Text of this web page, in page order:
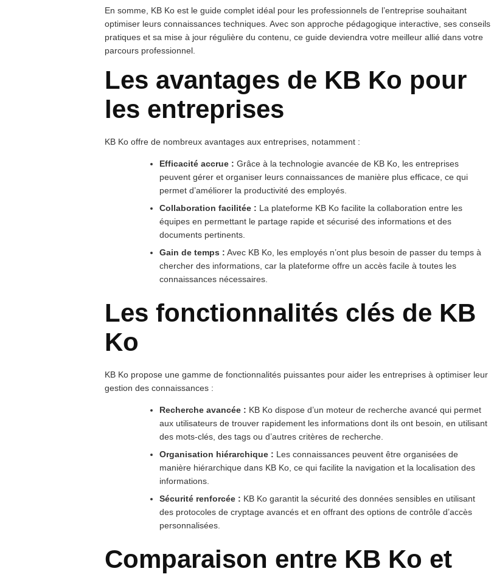
En somme, KB Ko est le guide complet idéal pour les professionnels de l’entreprise souhaitant
optimiser leurs connaissances techniques. Avec son approche pédagogique interactive, ses conseils
pratiques et sa mise à jour régulière du contenu, ce guide deviendra votre meilleur allié dans votre
parcours professionnel.
Les avantages de KB Ko pour
les entreprises
KB Ko offre de nombreux avantages aux entreprises, notamment :
Efficacité accrue : Grâce à la technologie avancée de KB Ko, les entreprises
peuvent gérer et organiser leurs connaissances de manière plus efficace, ce qui
permet d’améliorer la productivité des employés.
Collaboration facilitée : La plateforme KB Ko facilite la collaboration entre les
équipes en permettant le partage rapide et sécurisé des informations et des
documents pertinents.
Gain de temps : Avec KB Ko, les employés n’ont plus besoin de passer du temps à
chercher des informations, car la plateforme offre un accès facile à toutes les
connaissances nécessaires.
Les fonctionnalités clés de KB
Ko
KB Ko propose une gamme de fonctionnalités puissantes pour aider les entreprises à optimiser leur
gestion des connaissances :
Recherche avancée : KB Ko dispose d’un moteur de recherche avancé qui permet
aux utilisateurs de trouver rapidement les informations dont ils ont besoin, en utilisant
des mots-clés, des tags ou d’autres critères de recherche.
Organisation hiérarchique : Les connaissances peuvent être organisées de
manière hiérarchique dans KB Ko, ce qui facilite la navigation et la localisation des
informations.
Sécurité renforcée : KB Ko garantit la sécurité des données sensibles en utilisant
des protocoles de cryptage avancés et en offrant des options de contrôle d’accès
personnalisées.
Comparaison entre KB Ko et